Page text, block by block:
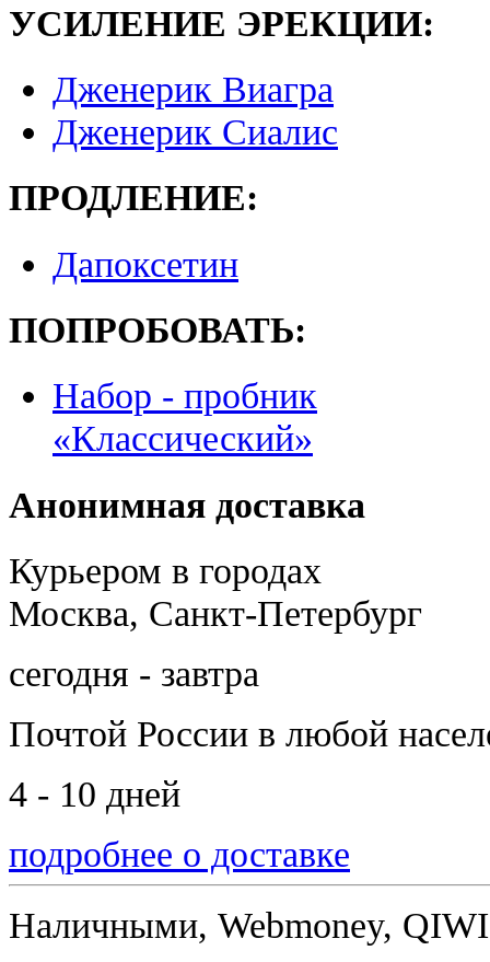
УСИЛЕНИЕ ЭРЕКЦИИ:
Дженерик Виагра
Дженерик Сиалис
ПРОДЛЕНИЕ:
Дапоксетин
ПОПРОБОВАТЬ:
Набор - пробник
«Классический»
Анонимная доставка
Курьером в городах
Москва, Санкт-Петербург
сегодня - завтра
Почтой России в любой
4 - 10 дней
подробнее о доставке
Наличными, Webmoney,